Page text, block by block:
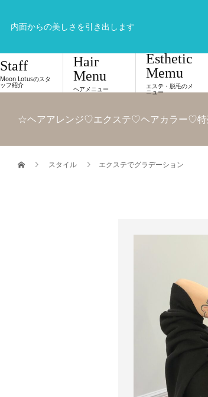
内面からの美しさを引き出します
Staff
Moon Lotusのスタ
ッフ紹介
Hair
Menu
ヘアメニュー
Esthetic
Memu
エステ・脱毛のメ
ニュー
☆ヘアアレンジ♡エクステ♡ヘアカラー♡特
スタイル エクステでグラデーション